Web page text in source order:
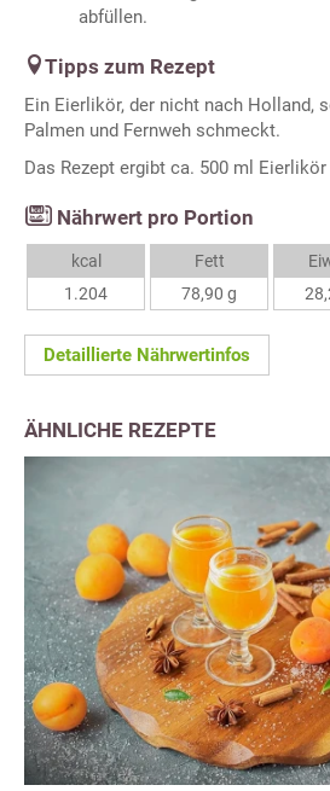
abfüllen.
Tipps zum Rezept
Ein Eierlikör, der nicht nach Holland,
Palmen und Fernweh schmeckt.
Das Rezept ergibt ca. 500 ml
Nährwert pro Portion
kcal
1.204
Fett
78,90 g
Detaillierte Nährwertinfos
ÄHNLICHE REZEPTE